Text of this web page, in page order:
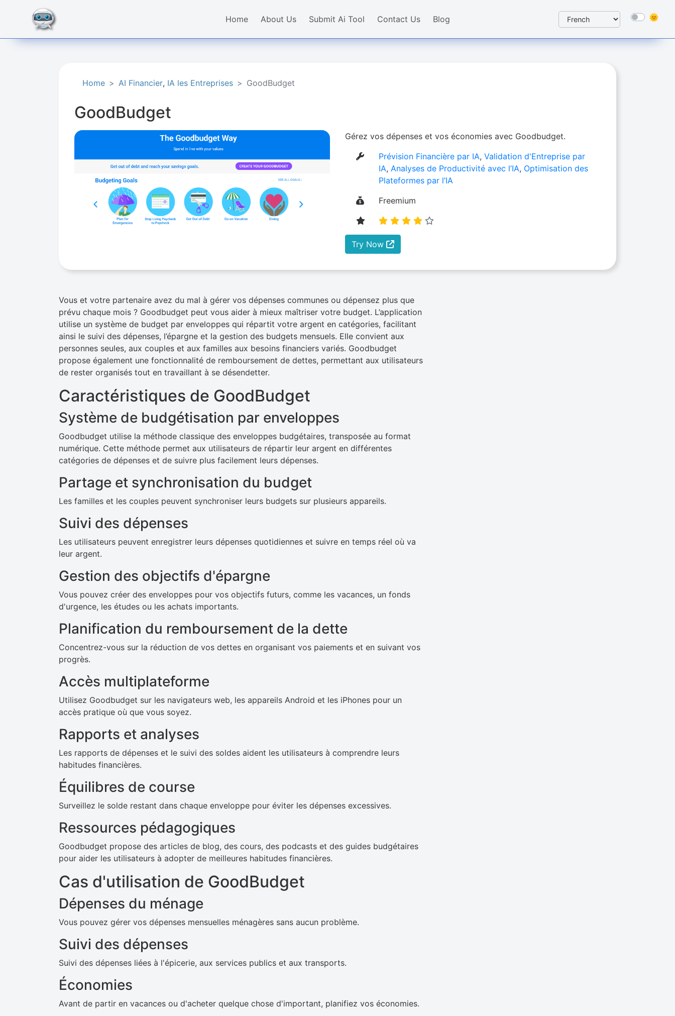
Home About Us Submit Ai Tool Contact Us Blog
Home AI Financier​, IA les Entreprises GoodBudget
GoodBudget
Gérez vos dépenses et vos économies avec Goodbudget.
Prévision Financière par IA,Validation d'Entreprise par
IA,Analyses de Productivité avec l’IA, Optimisation des
Plateformes par l’IA
Freemium
Try Now
Vous et votre partenaire avez du mal à gérer vos dépenses communes ou dépensez plus que
prévu chaque mois ? Goodbudget peut vous aider à mieux maîtriser votre budget. L’application
utilise un système de budget par enveloppes qui répartit votre argent en catégories, facilitant
ainsi le suivi des dépenses, l’épargne et la gestion des budgets mensuels. Elle convient aux
personnes seules, aux couples et aux familles aux besoins financiers variés. Goodbudget
propose également une fonctionnalité de remboursement de dettes, permettant aux utilisateurs
de rester organisés tout en travaillant à se désendetter.
Caractéristiques de GoodBudget
Système de budgétisation par enveloppes
Goodbudget utilise la méthode classique des enveloppes budgétaires, transposée au format
numérique. Cette méthode permet aux utilisateurs de répartir leur argent en différentes
catégories de dépenses et de suivre plus facilement leurs dépenses.
Partage et synchronisation du budget
Les familles et les couples peuvent synchroniser leurs budgets sur plusieurs appareils.
Suivi des dépenses
Les utilisateurs peuvent enregistrer leurs dépenses quotidiennes et suivre en temps réel où va
leur argent.
Gestion des objectifs d'épargne
Vous pouvez créer des enveloppes pour vos objectifs futurs, comme les vacances, un fonds
d'urgence, les études ou les achats importants.
Planification du remboursement de la dette
Concentrez-vous sur la réduction de vos dettes en organisant vos paiements et en suivant vos
progrès.
Accès multiplateforme
Utilisez Goodbudget sur les navigateurs web, les appareils Android et les iPhones pour un
accès pratique où que vous soyez.
Rapports et analyses
Les rapports de dépenses et le suivi des soldes aident les utilisateurs à comprendre leurs
habitudes financières.
Équilibres de course
Surveillez le solde restant dans chaque enveloppe pour éviter les dépenses excessives.
Ressources pédagogiques
Goodbudget propose des articles de blog, des cours, des podcasts et des guides budgétaires
pour aider les utilisateurs à adopter de meilleures habitudes financières.
Cas d'utilisation de GoodBudget
Dépenses du ménage
Vous pouvez gérer vos dépenses mensuelles ménagères sans aucun problème.
Suivi des dépenses
Suivi des dépenses liées à l'épicerie, aux services publics et aux transports.
Économies
Avant de partir en vacances ou d'acheter quelque chose d'important, planifiez vos économies.